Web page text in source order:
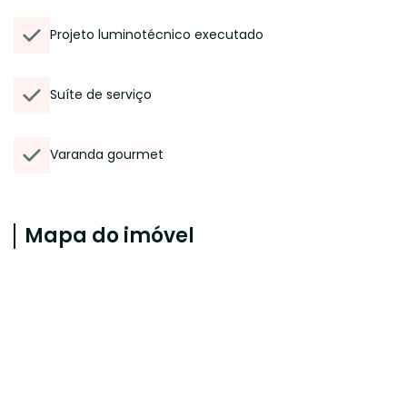
Projeto luminotécnico executado
Suíte de serviço
Varanda gourmet
Mapa do imóvel